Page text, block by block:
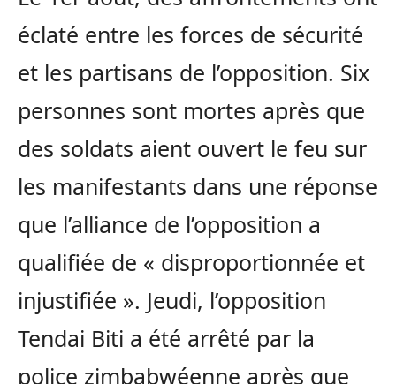
éclaté entre les forces de sécurité
et les partisans de l’opposition. Six
personnes sont mortes après que
des soldats aient ouvert le feu sur
les manifestants dans une réponse
que l’alliance de l’opposition a
qualifiée de « disproportionnée et
injustifiée ». Jeudi, l’opposition
Tendai Biti a été arrêté par la
police zimbabwéenne après que